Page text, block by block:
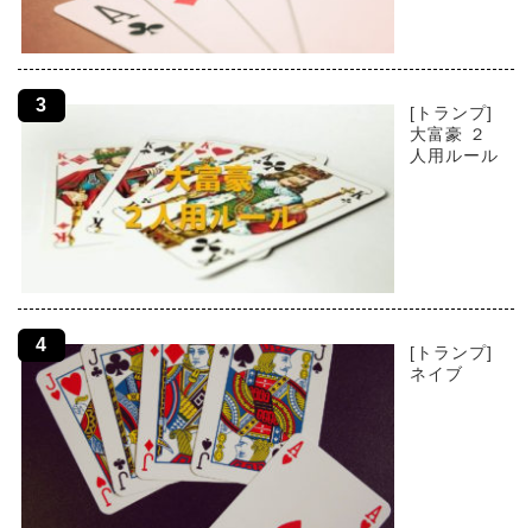
[トランプ]
大富豪 ２
人用ルール
[トランプ]
ネイブ